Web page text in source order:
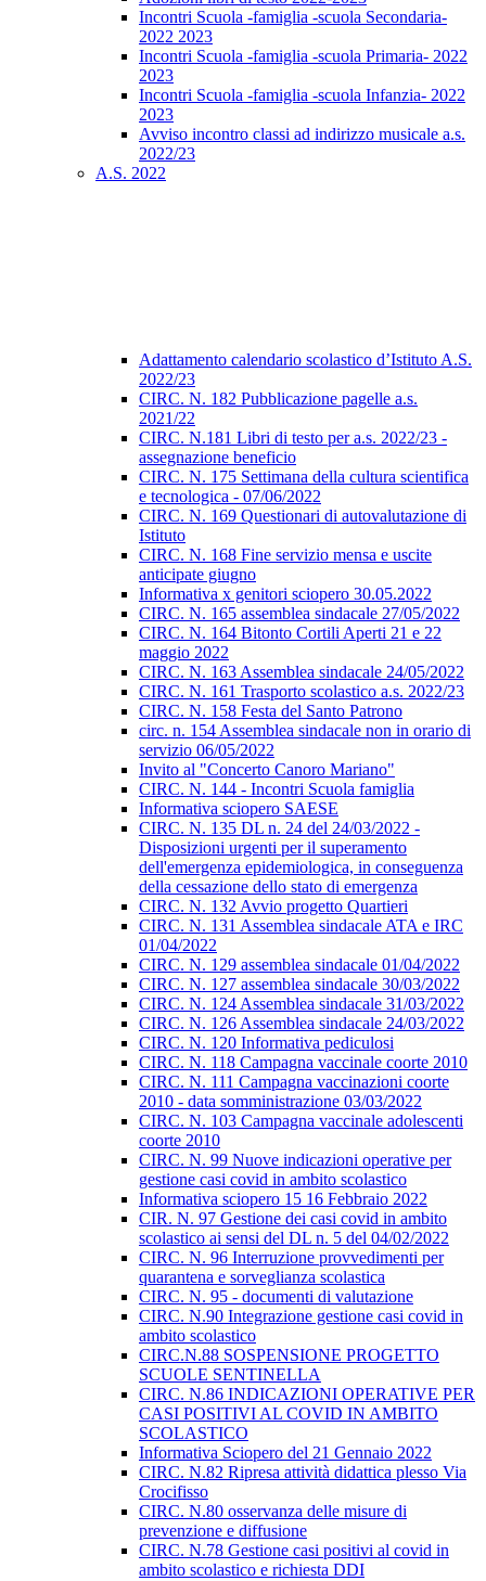
Incontri Scuola -famiglia -scuola Secondaria-
2022 2023
Incontri Scuola -famiglia -scuola Primaria- 2022
2023
Incontri Scuola -famiglia -scuola Infanzia- 2022
2023
Avviso incontro classi ad indirizzo musicale a.s.
2022/23
A.S. 2022
Adattamento calendario scolastico d’Istituto A.S.
2022/23
CIRC. N. 182 Pubblicazione pagelle a.s.
2021/22
CIRC. N.181 Libri di testo per a.s. 2022/23 -
assegnazione beneficio
CIRC. N. 175 Settimana della cultura scientifica
e tecnologica - 07/06/2022
CIRC. N. 169 Questionari di autovalutazione di
Istituto
CIRC. N. 168 Fine servizio mensa e uscite
anticipate giugno
Informativa x genitori sciopero 30.05.2022
CIRC. N. 165 assemblea sindacale 27/05/2022
CIRC. N. 164 Bitonto Cortili Aperti 21 e 22
maggio 2022
CIRC. N. 163 Assemblea sindacale 24/05/2022
CIRC. N. 161 Trasporto scolastico a.s. 2022/23
CIRC. N. 158 Festa del Santo Patrono
circ. n. 154 Assemblea sindacale non in orario di
servizio 06/05/2022
Invito al "Concerto Canoro Mariano"
CIRC. N. 144 - Incontri Scuola famiglia
Informativa sciopero SAESE
CIRC. N. 135 DL n. 24 del 24/03/2022 -
Disposizioni urgenti per il superamento
dell'emergenza epidemiologica, in conseguenza
della cessazione dello stato di emergenza
CIRC. N. 132 Avvio progetto Quartieri
CIRC. N. 131 Assemblea sindacale ATA e IRC
01/04/2022
CIRC. N. 129 assemblea sindacale 01/04/2022
CIRC. N. 127 assemblea sindacale 30/03/2022
CIRC. N. 124 Assemblea sindacale 31/03/2022
CIRC. N. 126 Assemblea sindacale 24/03/2022
CIRC. N. 120 Informativa pediculosi
CIRC. N. 118 Campagna vaccinale coorte 2010
CIRC. N. 111 Campagna vaccinazioni coorte
2010 - data somministrazione 03/03/2022
CIRC. N. 103 Campagna vaccinale adolescenti
coorte 2010
CIRC. N. 99 Nuove indicazioni operative per
gestione casi covid in ambito scolastico
Informativa sciopero 15 16 Febbraio 2022
CIR. N. 97 Gestione dei casi covid in ambito
scolastico ai sensi del DL n. 5 del 04/02/2022
CIRC. N. 96 Interruzione provvedimenti per
quarantena e sorveglianza scolastica
CIRC. N. 95 - documenti di valutazione
CIRC. N.90 Integrazione gestione casi covid in
ambito scolastico
CIRC.N.88 SOSPENSIONE PROGETTO
SCUOLE SENTINELLA
CIRC. N.86 INDICAZIONI OPERATIVE PER
CASI POSITIVI AL COVID IN AMBITO
SCOLASTICO
Informativa Sciopero del 21 Gennaio 2022
CIRC. N.82 Ripresa attività didattica plesso Via
Crocifisso
CIRC. N.80 osservanza delle misure di
prevenzione e diffusione
CIRC. N.78 Gestione casi positivi al covid in
ambito scolastico e richiesta DDI